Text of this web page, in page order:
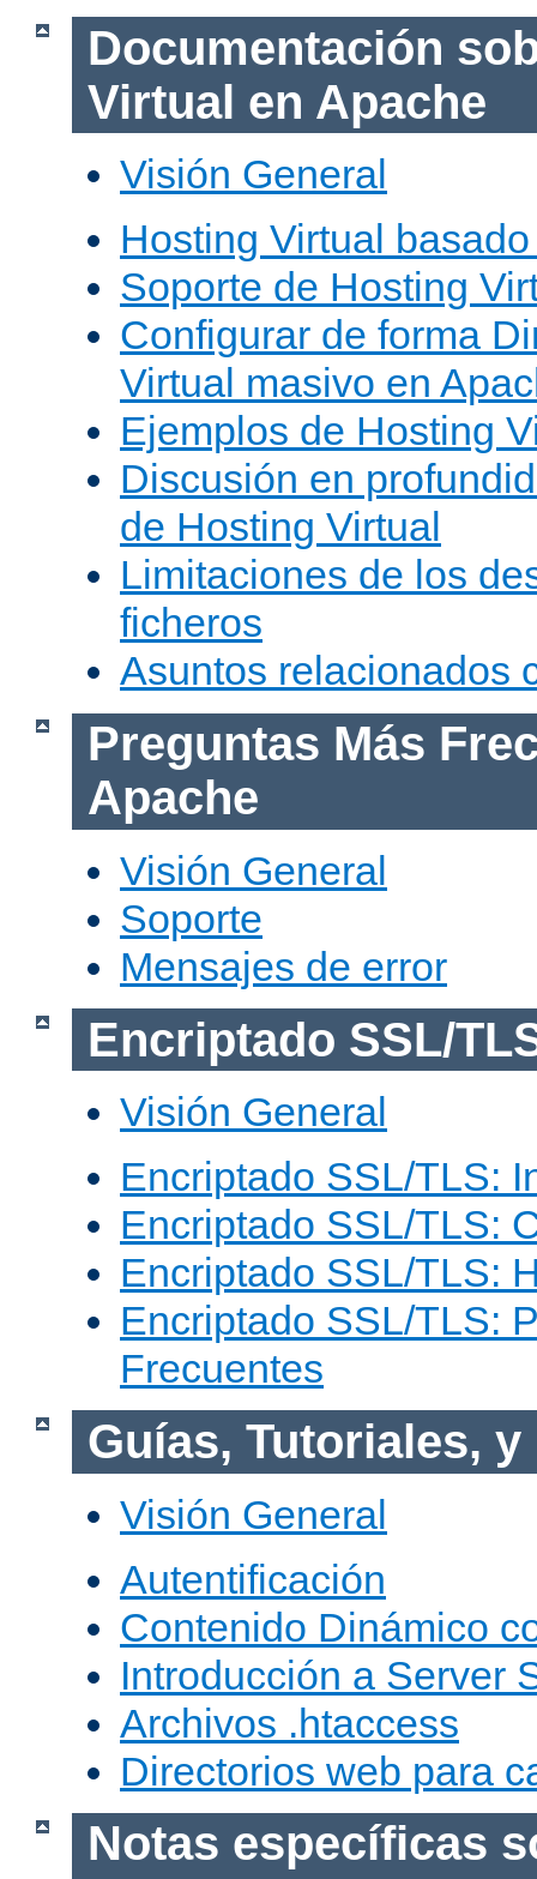
Documentación
Virtual en Apache
Visión General
Hosting Virtual
Soporte de Hosting
Configurar de forma
Virtual masivo en
Ejemplos de Hosting
Discusión en
de Hosting Virtual
Limitaciones de los
ficheros
Asuntos relacionados
Preguntas Más
Apache
Visión General
Soporte
Mensajes de error
Encriptado SSL/
Visión General
Encriptado SSL/TLS:
Encriptado SSL/TLS:
Encriptado SSL/TLS:
Encriptado SSL/TLS:
Frecuentes
Guías, Tutoriales, y
Visión General
Autentificación
Contenido Dinámico
Introducción a Server
Archivos .htaccess
Directorios web para
Notas específicas